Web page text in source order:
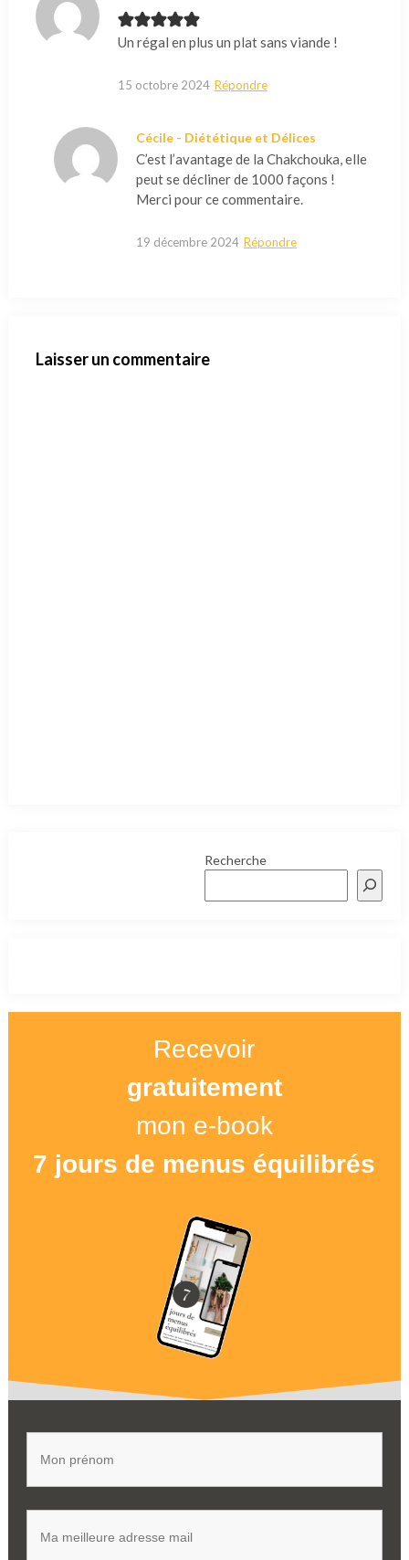
Un régal en plus un plat sans viande !
15 octobre 2024 Répondre
Cécile - Diététique et Délices
C’est l’avantage de la Chakchouka, elle
peut se décliner de 1000 façons !
Merci pour ce commentaire.
19 décembre 2024 Répondre
Laisser un commentaire
Recherche
Recevoir
gratuitement
mon e-book
7 jours de menus équilibrés